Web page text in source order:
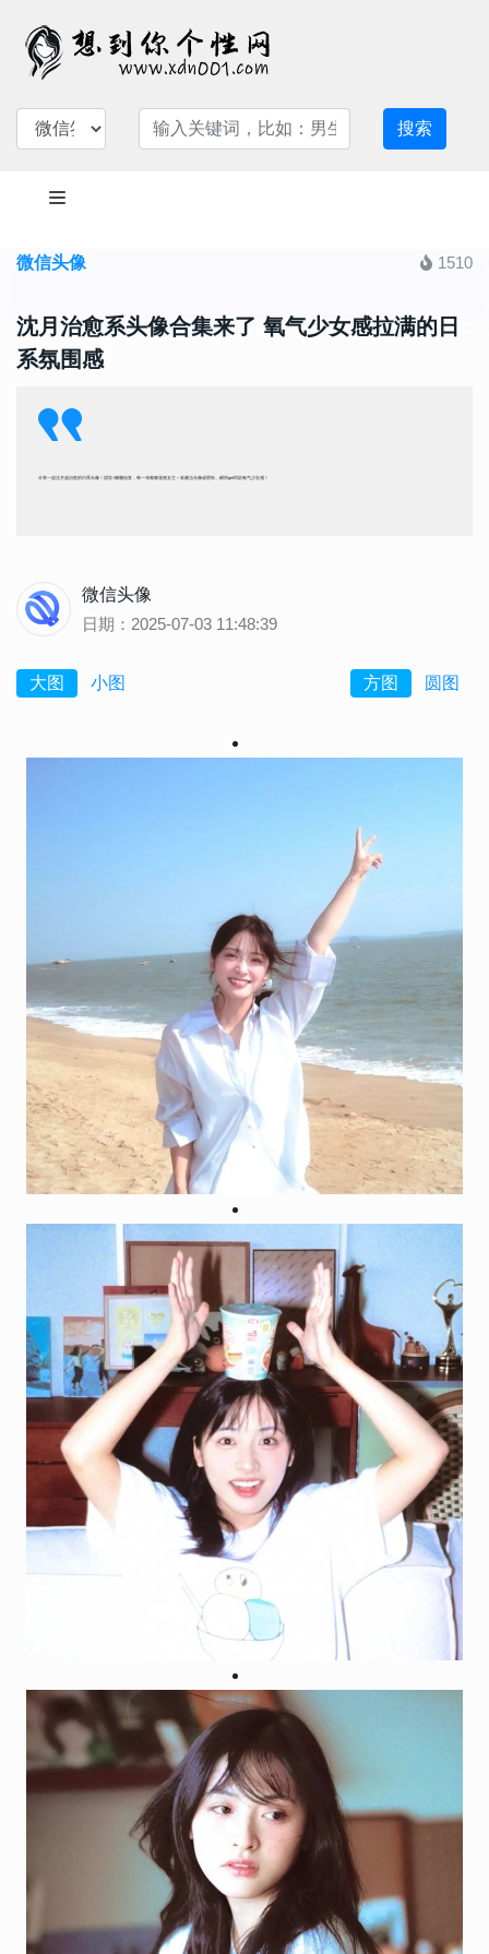
搜索
微信头像 1510
沈月治愈系头像合集来了 氧气少女感拉满的日
系氛围感
分享一波沈月超治愈的日系头像！甜笑+慵懒短发，每一张都像漫画女主～收藏当头像或壁纸，瞬间get同款氧气少女感！
微信头像
日期：2025-07-03 11:48:39
大图 小图 方图 圆图